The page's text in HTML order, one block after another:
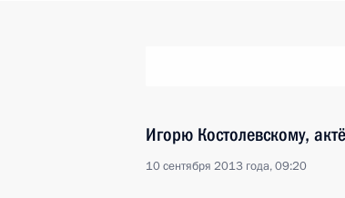
Игорю Костолевскому,
10 сентября 2013 года, 09:20